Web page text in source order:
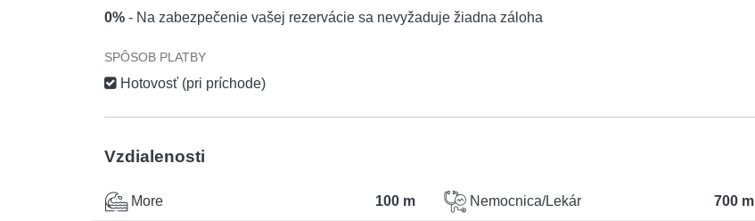
0% - Na zabezpečenie vašej rezervácie sa nevyžaduje žiadna záloha
SPÔSOB PLATBY
Hotovosť (pri príchode)
Vzdialenosti
More 100 m Nemocnica/Lekár 700 m